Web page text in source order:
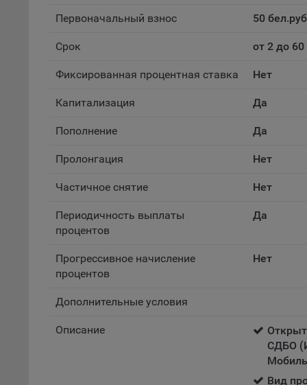
На
Первоначальный взнос 50 бел.руб
Срок от 2 до
Фиксированная процентная ставка Нет
Капитализация Да
Пополнение Да
Пролонгация Нет
Частичное снятие Нет
Периодичность выплаты
процентов
Да
Прогрессивное начисление
процентов
Нет
Дополнительные условия
Описание
СДБО
Вид